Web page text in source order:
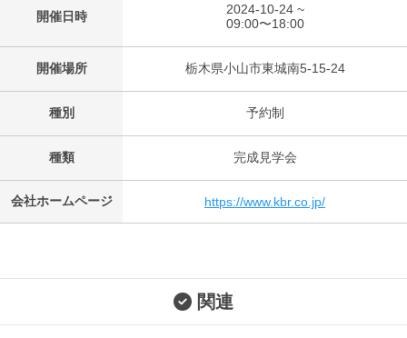
開催日時
2024-10-24 ~
09:00〜18:00
開催場所 栃木県小山市東城南5-15-24
種別 予約制
種類 完成見学会
会社ホームページ https://www.kbr.co.jp/
関連